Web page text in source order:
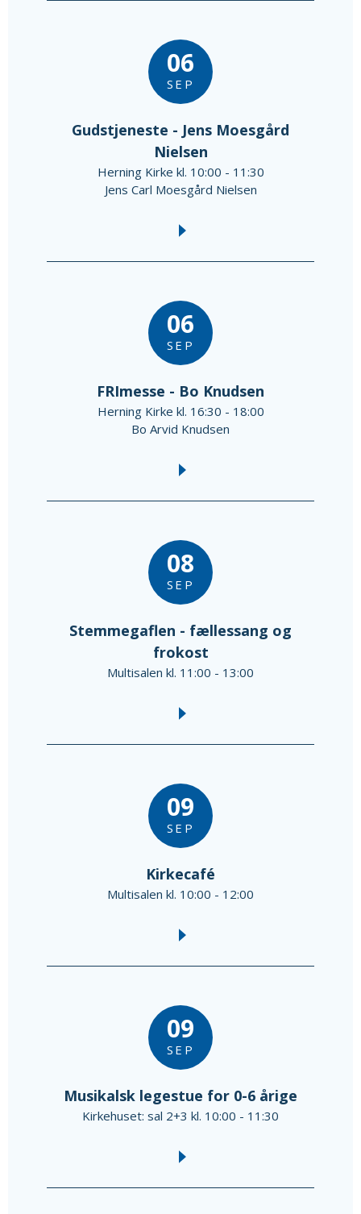
06
SEP
Gudstjeneste - Jens Moesgård
Nielsen
Herning Kirke kl. 10:00 - 11:30
Jens Carl Moesgård Nielsen
06
SEP
FRImesse - Bo Knudsen
Herning Kirke kl. 16:30 - 18:00
Bo Arvid Knudsen
08
SEP
Stemmegaflen - fællessang og
frokost
Multisalen kl. 11:00 - 13:00
09
SEP
Kirkecafé
Multisalen kl. 10:00 - 12:00
09
SEP
Musikalsk legestue for 0-6 årige
Kirkehuset: sal 2+3 kl. 10:00 - 11:30